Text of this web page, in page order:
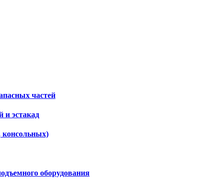
частей
и эстакад
консольных)
оборудования